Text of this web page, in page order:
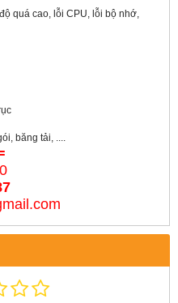
quá cao, lỗi CPU, lỗi bộ nhớ,
băng tải, ....